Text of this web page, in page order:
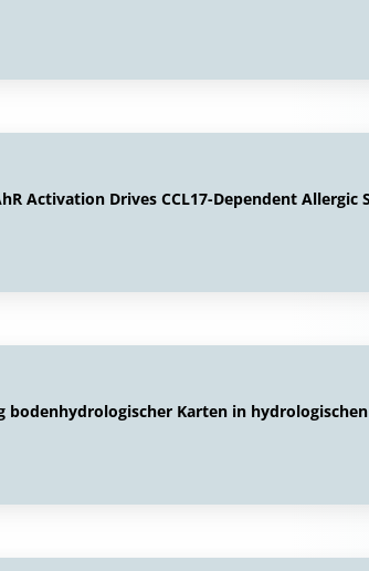
Activation Drives CCL17-Dependent Allergic
bodenhydrologischer Karten in